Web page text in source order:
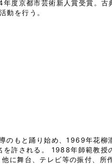
度京都市芸術新人賞受賞。古
動を行う。
のもと踊り始め、1969年花柳
許される。 1988年師範教授
に舞台、テレビ等の振付、所